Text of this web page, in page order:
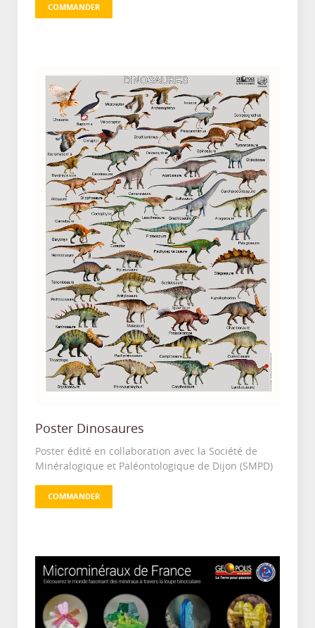
COMMANDER
Poster Dinosaures
Poster édité en collaboration avec la Société de
Minéralogique et Paléontologique de Dijon (SMPD)
COMMANDER